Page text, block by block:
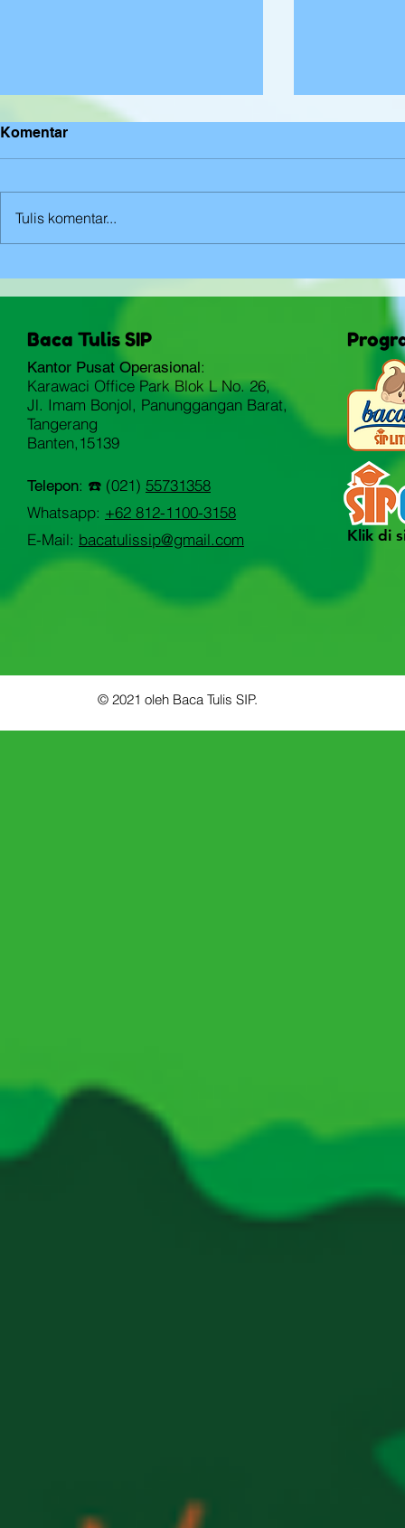
Mewarnai
Mengenal
Anak
Komentar
Tulis komentar...
Baca Tulis SIP
Kantor Pusat Operasional:
Karawaci Office Park Blok L No. 26,
Jl. Imam Bonjol, Panunggangan Barat,
Tangerang
Banten,15139
Telepon: ☎️ (021) 55731358
Whatsapp: +62 812-1100-3158
E-Mail: bacatulissip@gmail.com Klik di
© 2021 oleh Baca Tulis SIP.